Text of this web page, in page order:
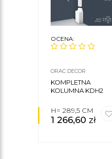
OCENA:
ORAC DECOR
KOMPLETNA
KOLUMNA KDH2
H= 289,5 CM
1 266,60 zł